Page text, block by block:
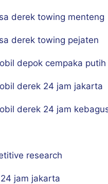
derek towing menteng
derek towing pejaten
depok cempaka putih
derek 24 jam jakarta
derek 24 jam
research
jam jakarta